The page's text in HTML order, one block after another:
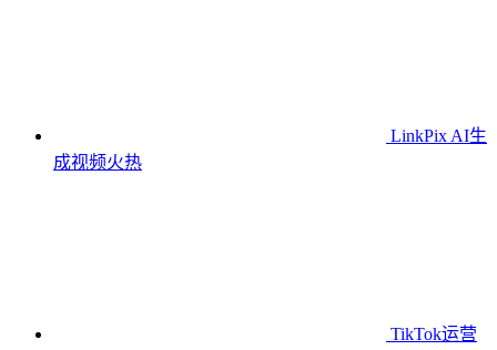
LinkPix AI生
成视频火热
TikTok运营